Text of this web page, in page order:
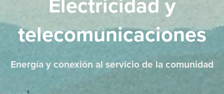
Electricidad y
telecomunicaciones
Energía y conexión al servicio de la comunidad